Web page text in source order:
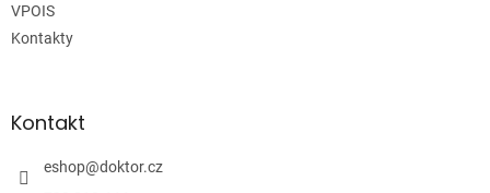
VPOIS
Kontakty
Kontakt
eshop@doktor.cz